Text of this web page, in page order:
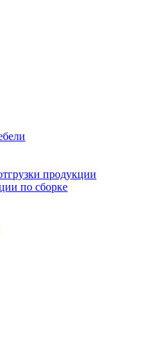
продукции
по сборке